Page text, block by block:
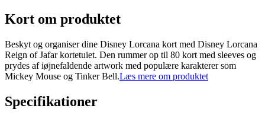
Kort om produktet
Beskyt og organiser dine Disney Lorcana kort med Disney Lorcana
Reign of Jafar kortetuiet. Den rummer op til 80 kort med sleeves og
prydes af iøjnefaldende artwork med populære karakterer som
Mickey Mouse og Tinker Bell.Læs mere om produktet
Specifikationer